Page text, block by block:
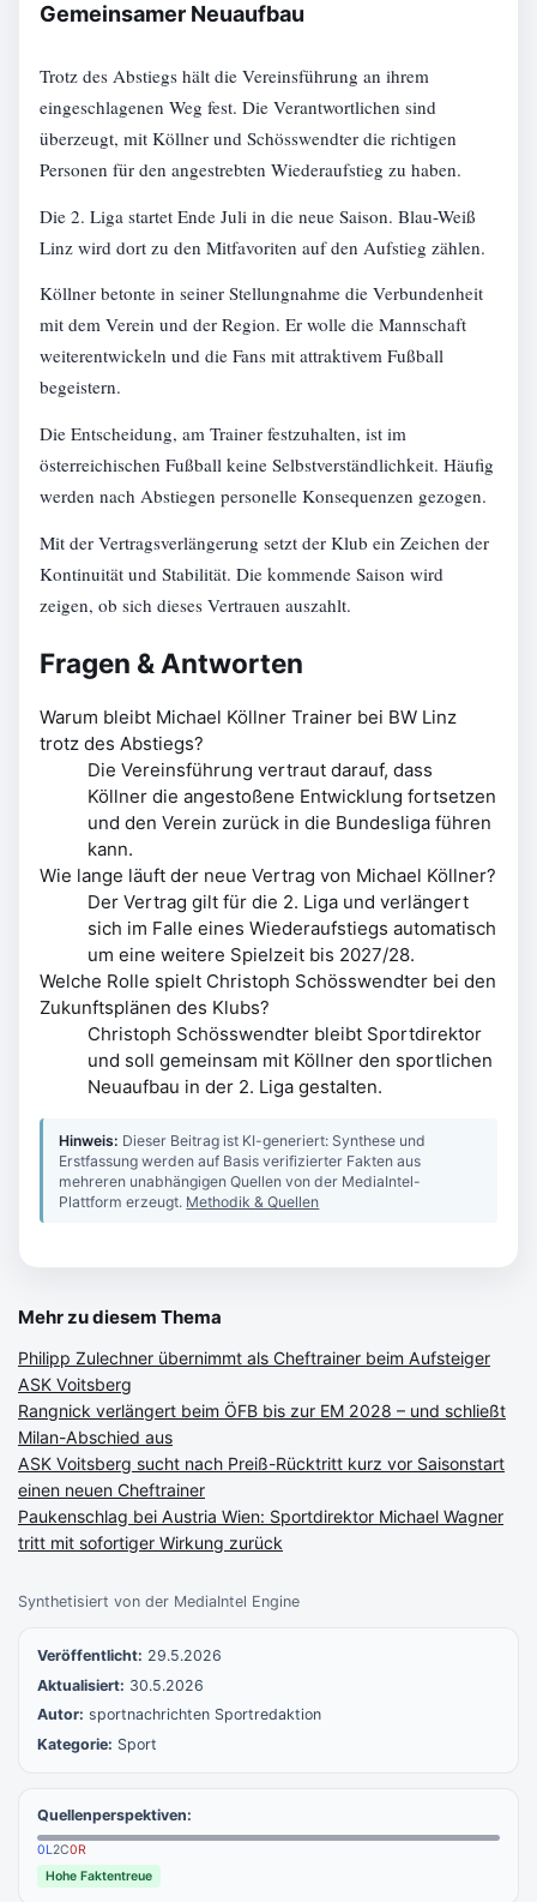
Synthetisiert von der MediaIntel Engine
Veröffentlicht: 29.5.2026
Aktualisiert: 30.5.2026
Autor: sportnachrichten Sportredaktion
Kategorie: Sport
Quellenperspektiven:
0L2C0R
Hohe Faktentreue
Gemeinsamer Neuaufbau
Trotz des Abstiegs hält die Vereinsführung an ihrem
eingeschlagenen Weg fest. Die Verantwortlichen sind
überzeugt, mit Köllner und Schösswendter die richtigen
Personen für den angestrebten Wiederaufstieg zu haben.
Die 2. Liga startet Ende Juli in die neue Saison. Blau-Weiß
Linz wird dort zu den Mitfavoriten auf den Aufstieg zählen.
Köllner betonte in seiner Stellungnahme die Verbundenheit
mit dem Verein und der Region. Er wolle die Mannschaft
weiterentwickeln und die Fans mit attraktivem Fußball
begeistern.
Die Entscheidung, am Trainer festzuhalten, ist im
österreichischen Fußball keine Selbstverständlichkeit. Häufig
werden nach Abstiegen personelle Konsequenzen gezogen.
Mit der Vertragsverlängerung setzt der Klub ein Zeichen der
Kontinuität und Stabilität. Die kommende Saison wird
zeigen, ob sich dieses Vertrauen auszahlt.
Fragen & Antworten
Warum bleibt Michael Köllner Trainer bei BW Linz
trotz des Abstiegs?
Die Vereinsführung vertraut darauf, dass
Köllner die angestoßene Entwicklung fortsetzen
und den Verein zurück in die Bundesliga führen
kann.
Wie lange läuft der neue Vertrag von Michael Köllner?
Der Vertrag gilt für die 2. Liga und verlängert
sich im Falle eines Wiederaufstiegs automatisch
um eine weitere Spielzeit bis 2027/28.
Welche Rolle spielt Christoph Schösswendter bei den
Zukunftsplänen des Klubs?
Christoph Schösswendter bleibt Sportdirektor
und soll gemeinsam mit Köllner den sportlichen
Neuaufbau in der 2. Liga gestalten.
Hinweis: Dieser Beitrag ist KI-generiert: Synthese und
Erstfassung werden auf Basis verifizierter Fakten aus
mehreren unabhängigen Quellen von der MediaIntel-
Plattform erzeugt. Methodik & Quellen
Mehr zu diesem Thema
Philipp Zulechner übernimmt als Cheftrainer beim Aufsteiger
ASK Voitsberg
Rangnick verlängert beim ÖFB bis zur EM 2028 – und schließt
Milan-Abschied aus
ASK Voitsberg sucht nach Preiß-Rücktritt kurz vor Saisonstart
einen neuen Cheftrainer
Paukenschlag bei Austria Wien: Sportdirektor Michael Wagner
tritt mit sofortiger Wirkung zurück